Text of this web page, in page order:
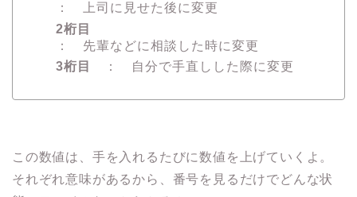
： 上司に見せた後に変更
2桁目
： 先輩などに相談した時に変更
3桁目
： 自分で手直しした際に変更
この数値は、手を入れるたびに数値を上げていくよ。
それぞれ意味があるから、番号を見るだけでどんな状